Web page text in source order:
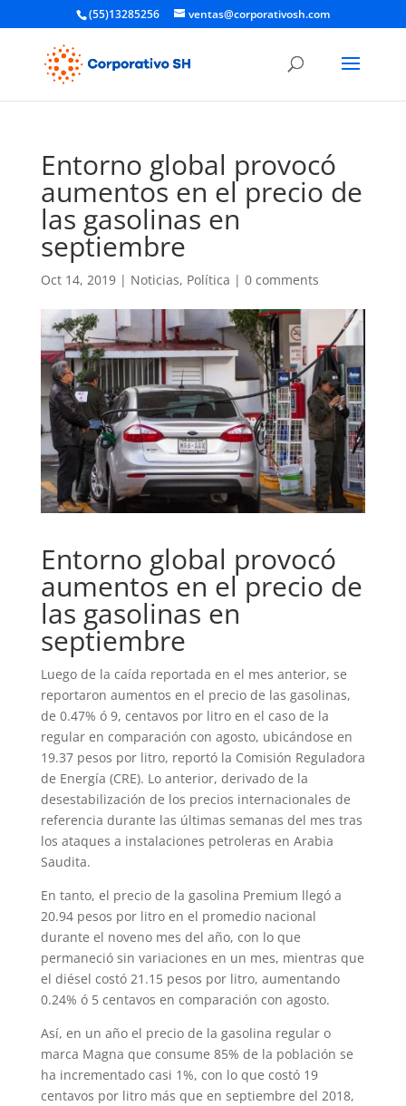
(55)13285256 ventas@corporativosh.com
Entorno global provocó
aumentos en el precio de
las gasolinas en
septiembre
Oct 14, 2019| Noticias, Política | 0 comments
Entorno global provocó
aumentos en el precio de
las gasolinas en
septiembre
Luego de la caída reportada en el mes anterior, se
reportaron aumentos en el precio de las gasolinas,
de 0.47% ó 9, centavos por litro en el caso de la
regular en comparación con agosto, ubicándose en
19.37 pesos por litro, reportó la Comisión Reguladora
de Energía (CRE). Lo anterior, derivado de la
desestabilización de los precios internacionales de
referencia durante las últimas semanas del mes tras
los ataques a instalaciones petroleras en Arabia
Saudita.
En tanto, el precio de la gasolina Premium llegó a
20.94 pesos por litro en el promedio nacional
durante el noveno mes del año, con lo que
permaneció sin variaciones en un mes, mientras que
el diésel costó 21.15 pesos por litro, aumentando
0.24% ó 5 centavos en comparación con agosto.
Así, en un año el precio de la gasolina regular o
marca Magna que consume 85% de la población se
ha incrementado casi 1%, con lo que costó 19
centavos por litro más que en septiembre del 2018,